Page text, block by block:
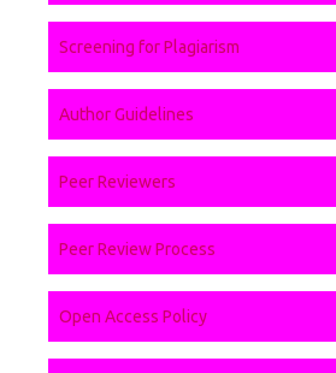
Screening for Plagiarism
Author Guidelines
Peer Reviewers
Peer Review Process
Open Access Policy